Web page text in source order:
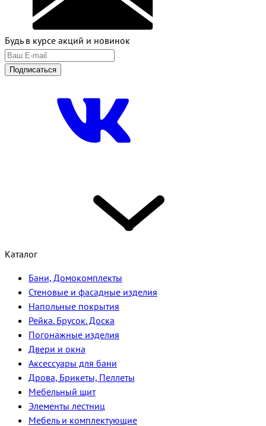
Будь в курсе акций и новинок
Подписаться
Каталог
Бани, Домокомплекты
Стеновые и фасадные изделия
Напольные покрытия
Рейка. Брусок. Доска
Погонажные изделия
Двери и окна
Аксессуары для бани
Дрова, Брикеты, Пеллеты
Мебельный щит
Элементы лестниц
Мебель и комплектующие